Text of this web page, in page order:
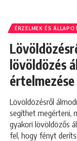
ÉRZELMEK ÉS
lövöldözés
értelmezése
Lövöldözésről
segíthet megérteni,
gyakori lövöldözős
fel, hogy fényt